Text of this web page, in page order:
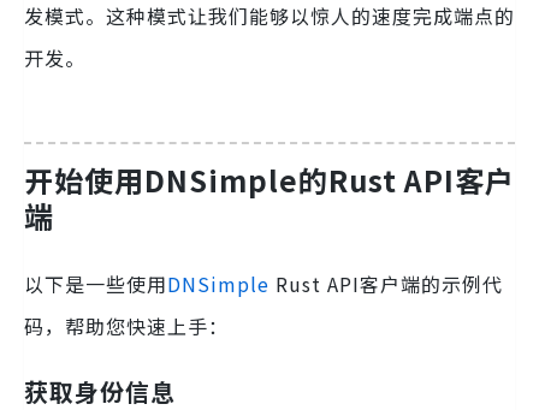
发模式。这种模式让我们能够以惊人的速度完成端点的
开发。
开始使用DNSimple的Rust API客户
端
以下是一些使用DNSimple Rust API客户端的示例代
码，帮助您快速上手：
获取身份信息